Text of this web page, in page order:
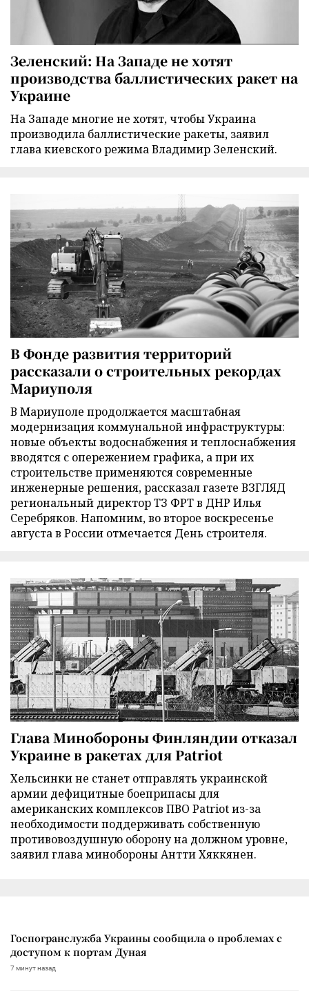
Зеленский: На Западе не хотят
производства баллистических ракет на
Украине
На Западе многие не хотят, чтобы Украина
производила баллистические ракеты, заявил
глава киевского режима Владимир Зеленский.
В Фонде развития территорий
рассказали о строительных рекордах
Мариуполя
В Мариуполе продолжается масштабная
модернизация коммунальной инфраструктуры:
новые объекты водоснабжения и теплоснабжения
вводятся с опережением графика, а при их
строительстве применяются современные
инженерные решения, рассказал газете ВЗГЛЯД
региональный директор ТЗ ФРТ в ДНР Илья
Серебряков. Напомним, во второе воскресенье
августа в России отмечается День строителя.
Глава Минобороны Финляндии отказал
Украине в ракетах для Patriot
Хельсинки не станет отправлять украинской
армии дефицитные боеприпасы для
американских комплексов ПВО Patriot из-за
необходимости поддерживать собственную
противовоздушную оборону на должном уровне,
заявил глава минобороны Антти Хяккянен.
Госпогранслужба Украины сообщила о проблемах с
доступом к портам Дуная
7 минут назад